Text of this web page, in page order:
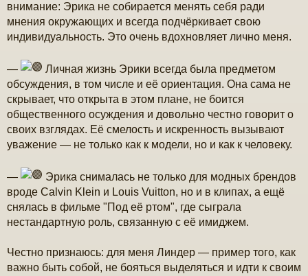
внимание: Эрика не собирается менять себя ради
мнения окружающих и всегда подчёркивает свою
индивидуальность. Это очень вдохновляет лично меня.
—
Личная жизнь Эрики всегда была предметом
обсуждения, в том числе и её ориентация. Она сама не
скрывает, что открыта в этом плане, не боится
общественного осуждения и довольно честно говорит о
своих взглядах. Её смелость и искренность вызывают
уважение — не только как к модели, но и как к человеку.
—
Эрика снималась не только для модных брендов
вроде Calvin Klein и Louis Vuitton, но и в клипах, а ещё
снялась в фильме "Под её ртом", где сыграла
нестандартную роль, связанную с её имиджем.
Честно признаюсь: для меня Линдер — пример того, как
важно быть собой, не бояться выделяться и идти к своим